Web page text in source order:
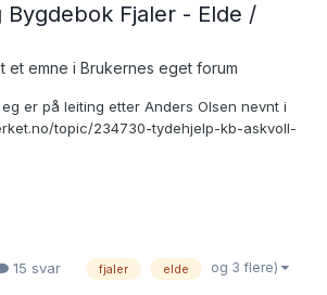
Bygdebok Fjaler - Elde /
et emne i Brukernes eget forum
er på leiting etter Anders Olsen nevnt i
topic/234730-tydehjelp-kb-askvoll-
fødd under Elde synes å vere mest aktuell
Han e...
15 svar fjaler elde og 3 flere)